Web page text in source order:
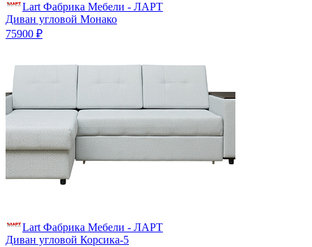
Lart Фабрика Мебели - ЛАРТ
Диван угловой Монако
75900 ₽
Lart Фабрика Мебели - ЛАРТ
Диван угловой Корсика-5